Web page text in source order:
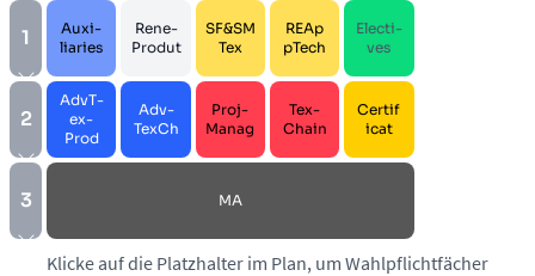
1
Au­xi­
lia­ri­es
Re­ne­
Pro­dut
SF&SM
Tex
REAp
p­Tech
Elec­ti­
ves
2
AdvT­
ex­
Prod
Adv­
TexCh
Proj­
Ma­nag
Tex­
Chain
Cer­ti­f
i­cat
3 MA
Klicke auf die Platzhalter im Plan, um Wahlpflichtfächer